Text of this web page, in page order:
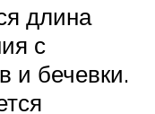
длина
с
и бечевки.